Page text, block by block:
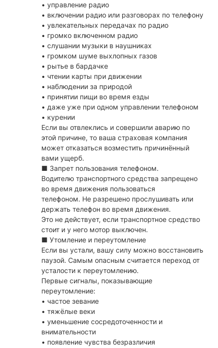
• управление радио
• включении радио или разговорах по телефону
• увлекательных передачах по радио
• громко включенном радио
• слушании музыки в наушниках
• громком шуме выхлопных газов
• рытье в бардачке
• чтении карты при движении
• наблюдении за природой
• принятии пищи во время езды
• даже уже при одном управлении телефоном
• курении
Если вы отвлеклись и совершили аварию по
этой причине, то ваша страховая компания
может отказаться возместить причинённый
вами ущерб.
■ Запрет пользования телефоном.
Водителю транспортного средства запрещено
во время движения пользоваться
телефоном. Не разрешено прослушивать или
держать телефон во время движения.
Это не действует, если транспортное средство
стоит и у него мотор выключен.
■ Утомление и переутомление
Если вы устали, вашу силу можно восстановить
паузой. Самым опасным считается переход от
усталости к переутомлению.
Первые сигналы, показывающие
переутомление:
• частое зевание
• тяжёлые веки
• уменьшение сосредоточенности и
внимательности
• появление чувства безразличия